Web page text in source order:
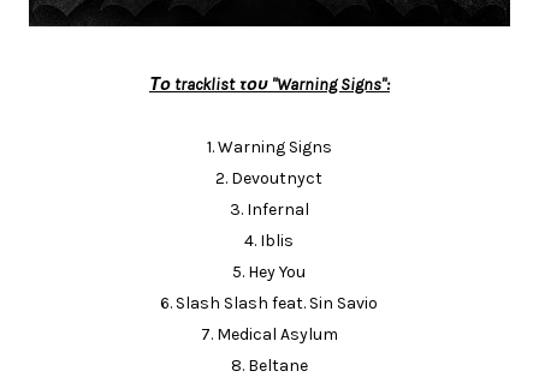
Το tracklist του "Warning Signs":
1. Warning Signs
2. Devoutnyct
3. Infernal
4. Iblis
5. Hey You
6. Slash Slash feat. Sin Savio
7. Medical Asylum
8. Beltane